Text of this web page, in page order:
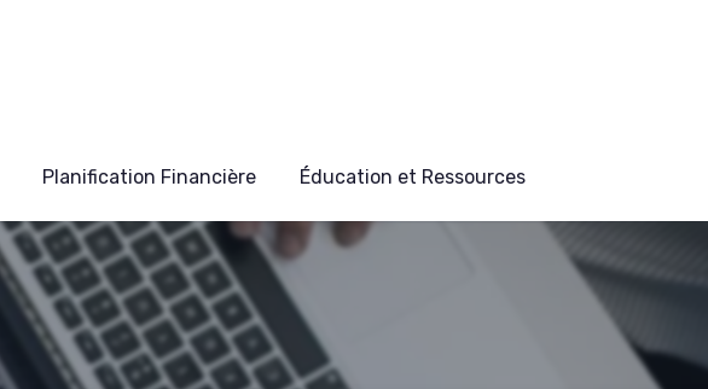
Planification Financière Éducation et Ressources